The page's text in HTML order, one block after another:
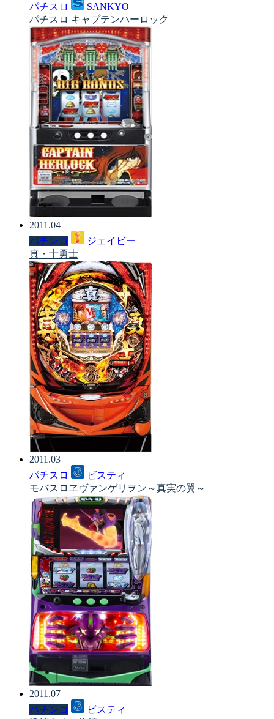
パチスロ
SANKYO
パチスロ キャプテンハーロック
2011.04
パチンコ
ジェイビー
真・十勇士
2011.03
パチスロ
ビスティ
モバスロヱヴァンゲリヲン～真実の翼～
2011.07
パチンコ
ビスティ